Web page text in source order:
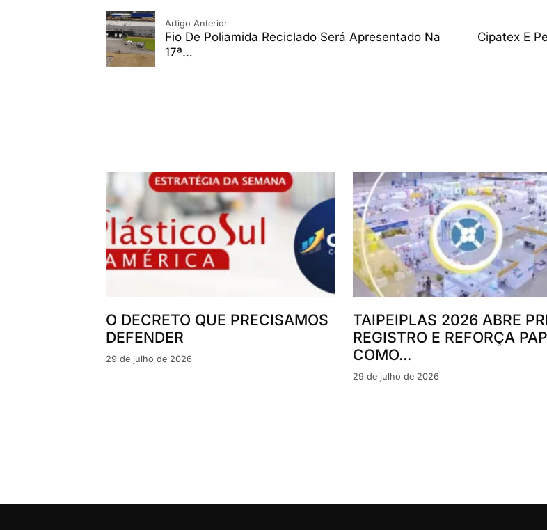
Artigo Anterior
Fio De Poliamida Reciclado Será Apresentado Na
17ª…
Cipatex E
O DECRETO QUE PRECISAMOS
DEFENDER
29 de julho de 2026
TAIPEIPLAS 2026 ABRE
REGISTRO E REFORÇA
COMO...
29 de julho de 2026